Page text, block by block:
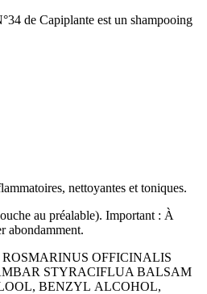
de Capiplante est un shampooing
nettoyantes et toniques.
au préalable). Important : À
abondamment.
OFFICINALIS
STYRACIFLUA BALSAM
BENZYL ALCOHOL,